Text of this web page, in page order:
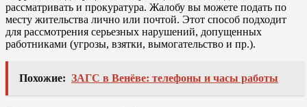
рассматривать и прокуратура. Жалобу вы можете подать по
месту жительства лично или почтой. Этот способ подходит
для рассмотрения серьезных нарушений, допущенных
работниками (угрозы, взятки, вымогательство и пр.).
Похожие: ЗАГС в Венёве: телефоны и часы работы